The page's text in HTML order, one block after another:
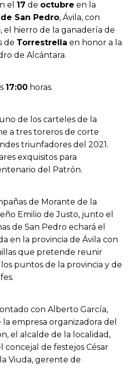
el 17 de octubre en la
San Pedro, Ávila, con
, el hierro de la ganadería de
de Torrestrella en honor a la
de Alcántara.
17:00 horas.
de los carteles de la
a tres toreros de corte
triunfadores del 2021.
exquisitos para
del Patrón.
de Morante de la
Emilio de Justo, junto el
de San Pedro echará el
en la provincia de Ávila con
que pretende reunir
puntos de la provincia y de
con Alberto García,
empresa organizadora del
el alcalde de la localidad,
concejal de festejos César
Viuda, gerente de